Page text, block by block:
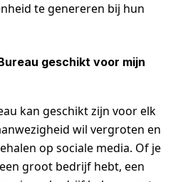
te genereren bij hun
geschikt voor mijn
kan geschikt zijn voor elk
wil vergroten en
op sociale media. Of je
groot bedrijf hebt, een